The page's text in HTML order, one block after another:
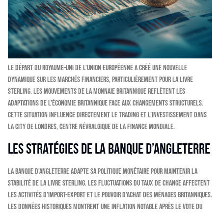
Le départ du Royaume-Uni de l’Union européenne a créé une nouvelle
dynamique sur les marchés financiers, particulièrement pour la livre
sterling. Les mouvements de la monnaie britannique reflètent les
adaptations de l’économie britannique face aux changements structurels.
Cette situation influence directement le trading et l’investissement dans
la City de Londres, centre névralgique de la finance mondiale.
Les stratégies de la Banque d’Angleterre
La Banque d’Angleterre adapte sa politique monétaire pour maintenir la
stabilité de la livre sterling. Les fluctuations du taux de change affectent
les activités d’import-export et le pouvoir d’achat des ménages britanniques.
Les données historiques montrent une inflation notable après le vote du